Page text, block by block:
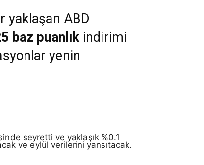
yaklaşan ABD
baz puanlık indirimi
yenin
seyretti ve yaklaşık %0.1
ve eylül verilerini yansıtacak.